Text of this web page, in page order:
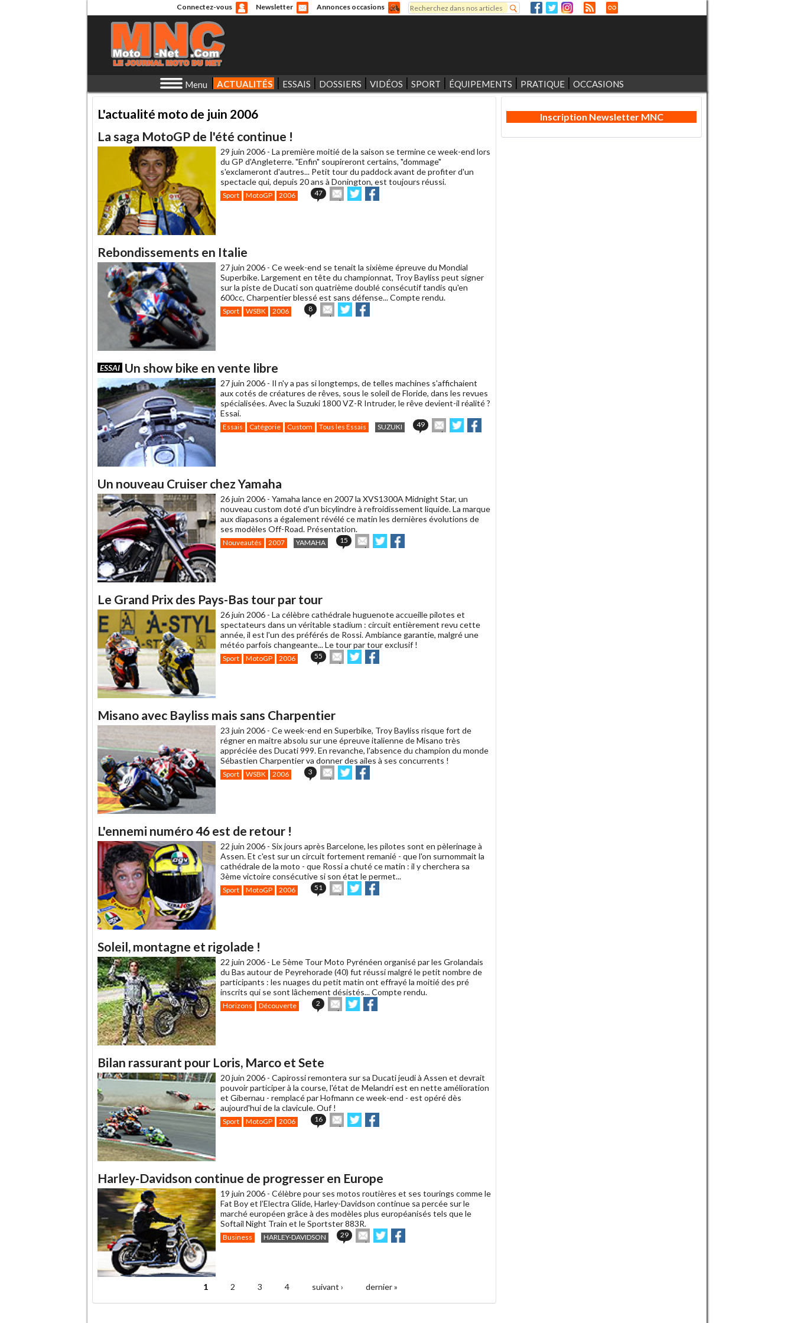
Connectez-vous Newsletter Annonces occasions
Formulaire de recherche
Rechercher
Menu ACTUALITÉS ESSAIS DOSSIERS VIDÉOS SPORT ÉQUIPEMENTS PRATIQUE OCCASIONS
L'actualité moto de juin 2006
La saga MotoGP de l'été continue !
29 juin 2006 - La première moitié de la saison se termine ce week-end lors
du GP d'Angleterre. "Enfin" soupireront certains, "dommage"
s'exclameront d'autres... Petit tour du paddock avant de profiter d'un
spectacle qui, depuis 20 ans à Donington, est toujours réussi.
Sport MotoGP 2006 47
Envoyer
cet
Partager
sur sur
Rebondissements en Italie
27 juin 2006 - Ce week-end se tenait la sixième épreuve du Mondial
Superbike. Largement en tête du championnat, Troy Bayliss peut signer
sur la piste de Ducati son quatrième doublé consécutif tandis qu'en
600cc, Charpentier blessé est sans défense... Compte rendu.
Sport WSBK 2006 8
Envoyer
cet
Partager
sur sur
ESSAI Un show bike en vente libre
27 juin 2006 - Il n'y a pas si longtemps, de telles machines s'affichaient
aux cotés de créatures de rêves, sous le soleil de Floride, dans les revues
spécialisées. Avec la Suzuki 1800 VZ-R Intruder, le rêve devient-il réalité ?
Essai.
Essais Catégorie Custom Tous les Essais SUZUKI 49
Envoyer
cet
Partager
sur sur
Un nouveau Cruiser chez Yamaha
26 juin 2006 - Yamaha lance en 2007 la XVS1300A Midnight Star, un
nouveau custom doté d'un bicylindre à refroidissement liquide. La marque
aux diapasons a également révélé ce matin les dernières évolutions de
ses modèles Off-Road. Présentation.
Nouveautés 2007 YAMAHA 15
Envoyer
cet
Partager
sur sur
Le Grand Prix des Pays-Bas tour par tour
26 juin 2006 - La célèbre cathédrale huguenote accueille pilotes et
spectateurs dans un véritable stadium : circuit entièrement revu cette
année, il est l'un des préférés de Rossi. Ambiance garantie, malgré une
météo parfois changeante... Le tour par tour exclusif !
Sport MotoGP 2006 55
Envoyer
cet
Partager
sur sur
Misano avec Bayliss mais sans Charpentier
23 juin 2006 - Ce week-end en Superbike, Troy Bayliss risque fort de
régner en maitre absolu sur une épreuve italienne de Misano très
appréciée des Ducati 999. En revanche, l'absence du champion du monde
Sébastien Charpentier va donner des ailes à ses concurrents !
Sport WSBK 2006 3
Envoyer
cet
Partager
sur sur
L'ennemi numéro 46 est de retour !
22 juin 2006 - Six jours après Barcelone, les pilotes sont en pèlerinage à
Assen. Et c'est sur un circuit fortement remanié - que l'on surnommait la
cathédrale de la moto - que Rossi a chuté ce matin : il y cherchera sa
3ème victoire consécutive si son état le permet...
Sport MotoGP 2006 51
Envoyer
cet
Partager
sur sur
Soleil, montagne et rigolade !
22 juin 2006 - Le 5ème Tour Moto Pyrénéen organisé par les Grolandais
du Bas autour de Peyrehorade (40) fut réussi malgré le petit nombre de
participants : les nuages du petit matin ont effrayé la moitié des pré
inscrits qui se sont lâchement désistés... Compte rendu.
Horizons Découverte 2
Envoyer
cet
Partager
sur sur
Bilan rassurant pour Loris, Marco et Sete
20 juin 2006 - Capirossi remontera sur sa Ducati jeudi à Assen et devrait
pouvoir participer à la course, l'état de Melandri est en nette amélioration
et Gibernau - remplacé par Hofmann ce week-end - est opéré dès
aujourd'hui de la clavicule. Ouf !
Sport MotoGP 2006 16
Envoyer
cet
Partager
sur sur
Harley-Davidson continue de progresser en Europe
19 juin 2006 - Célèbre pour ses motos routières et ses tourings comme le
Fat Boy et l’Electra Glide, Harley-Davidson continue sa percée sur le
marché européen grâce à des modèles plus européanisés tels que le
Softail Night Train et le Sportster 883R.
Business HARLEY-DAVIDSON 29
Envoyer
cet
ami
Partager
sur sur
1 2 3 4 suivant › dernier »
Inscription Newsletter MNC